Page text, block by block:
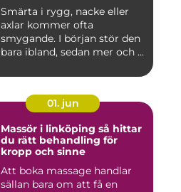
Smärta i rygg, nacke eller
axlar kommer ofta
smygande. I början stör den
bara ibland, sedan mer och ...
01. jun
Massör i linköping så hittar
du rätt behandling för
kropp och sinne
Att boka massage handlar
sällan bara om att få en